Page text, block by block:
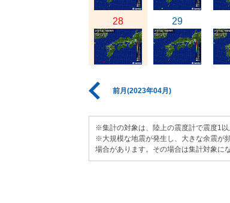
28 29
前月(2023年04月)
※集計の対象は、陸上の震度計で震度1以
※大規模な地震が発生し、大きな余震が
場合があります。その場合は集計対象に